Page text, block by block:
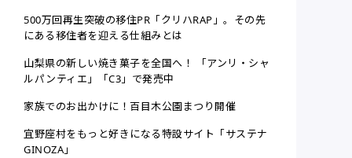
500万回再生突破の移住PR「クリハRAP」。その先
にある移住者を迎える仕組みとは
山梨県の新しい焼き菓子を全国へ！ 「アンリ・シャ
ルパンティエ」「C3」で発売中
家族でのお出かけに！百目木公園まつり開催
宜野座村をもっと好きになる特設サイト「サステナ
GINOZA」